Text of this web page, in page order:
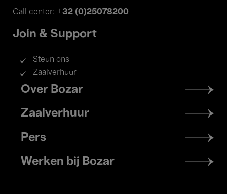
Call center: +32 (0)25078200
Join & Support
Steun ons
Zaalverhuur
Footer
menu
Over Bozar
Zaalverhuur
Pers
Werken bij Bozar